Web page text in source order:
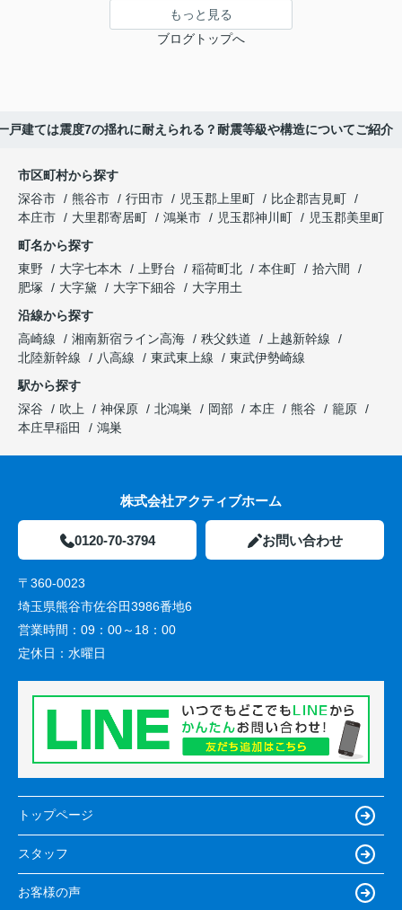
もっと見る
ブログトップへ
戸建ては震度7の揺れに耐えられる？耐震等級や構造についてご紹介
市区町村から探す
深谷市
熊谷市 行田市 児玉郡上里町
比企郡吉見町
本庄市
大里郡寄居町 鴻巣市 児玉郡神川町
児玉郡美里町
町名から探す
東野
大字七本木 上野台 稲荷町北 本住町
拾六間
肥塚
大字黛 大字下細谷
大字用土
沿線から探す
高崎線
湘南新宿ライン高海 秩父鉄道
上越新幹線
北陸新幹線
八高線 東武東上線
東武伊勢崎線
駅から探す
深谷
吹上 神保原 北鴻巣 岡部 本庄 熊谷
籠原
本庄早稲田
鴻巣
株式会社アクティブホーム
0120-70-3794 お問い合わせ
〒360-0023
埼玉県熊谷市佐谷田3986番地6
営業時間： 09：00～18：00
定休日： 水曜日
トップページ
スタッフ
お客様の声